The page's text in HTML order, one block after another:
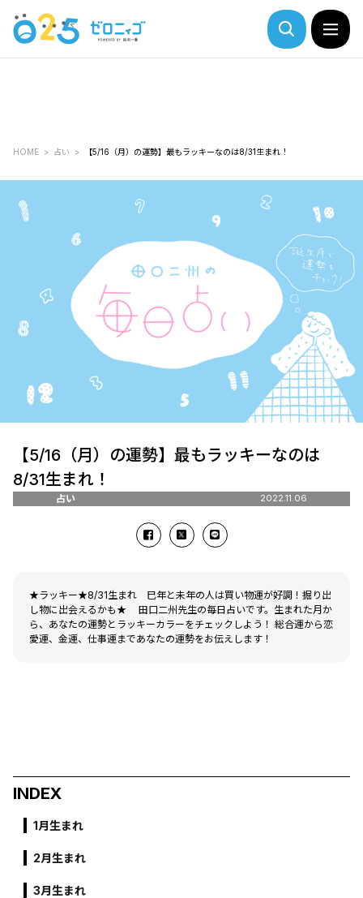
HOME 占い 【5/16（月）の運勢】最もラッキーなのは8/31生まれ！
【5/16（月）の運勢】最もラッキーなのは
8/31生まれ！
占い 2022.11.06
★ラッキー★8/31生まれ 巳年と未年の人は買い物運が好調！掘り出
し物に出会えるかも★ 田口二州先生の毎日占いです。生まれた月か
ら、あなたの運勢とラッキーカラーをチェックしよう！ 総合運から恋
愛運、金運、仕事運まであなたの運勢をお伝えします！
INDEX
1月生まれ
2月生まれ
3月生まれ